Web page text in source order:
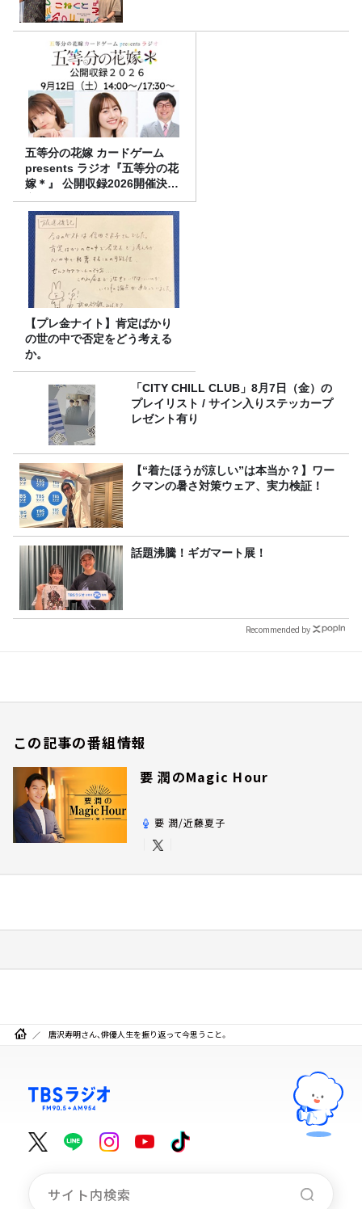
五等分の花嫁 カードゲーム
presents ラジオ『五等分の花
嫁＊』 公開収録2026開催決
定！
【プレ金ナイト】肯定ばかり
の世の中で否定をどう考える
か。
「CITY CHILL CLUB」8月7日（金）の
プレイリスト / サイン入りステッカープ
レゼント有り
【“着たほうが涼しい”は本当か？】ワー
クマンの暑さ対策ウェア、実力検証！
話題沸騰！ギガマート展！
Recommended by
この記事の番組情報
要 潤のMagic Hour
要 潤/近藤夏子
唐沢寿明さん、俳優人生を振り返って今思うこと。